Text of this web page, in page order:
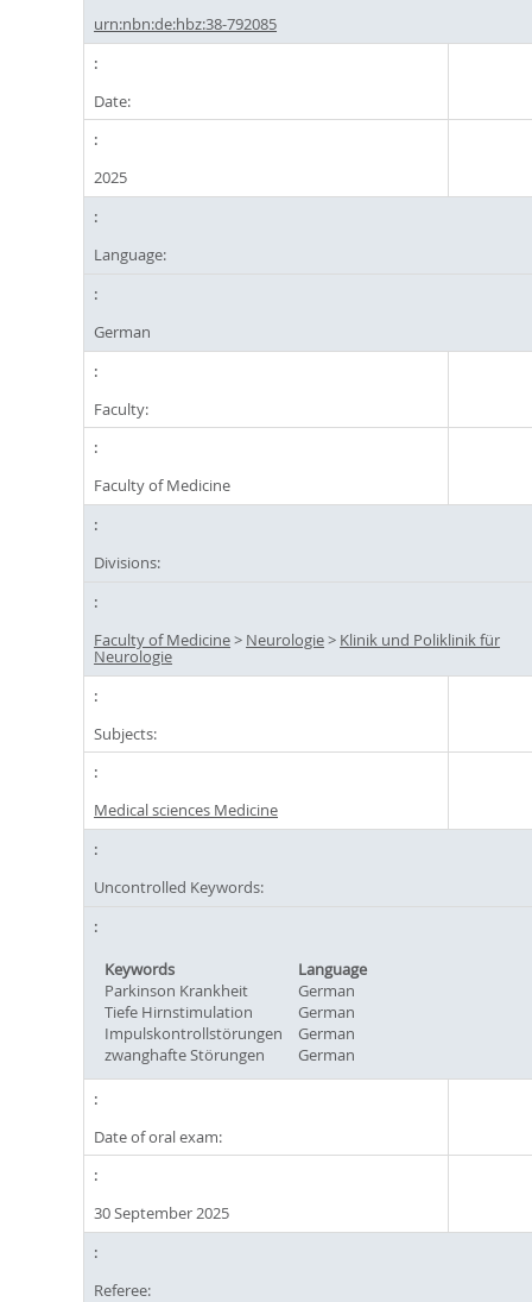
urn:nbn:de:hbz:38-792085
Date:
2025
Language:
German
Faculty:
Faculty of Medicine
Divisions:
Faculty of Medicine> Neurologie> Klinik und Poliklinik für
Neurologie
Subjects:
Medical sciences Medicine
Uncontrolled Keywords:
Keywords
Language
Parkinson Krankheit
German
Tiefe Hirnstimulation
German
Impulskontrollstörungen
German
zwanghafte Störungen
German
Date of oral exam:
30 September 2025
Referee: